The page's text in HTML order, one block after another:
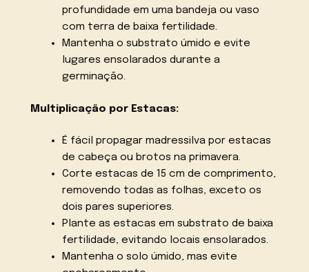
profundidade em uma bandeja ou vaso
com terra de baixa fertilidade.
Mantenha o substrato úmido e evite
lugares ensolarados durante a
germinação.
Multiplicação por Estacas:
É fácil propagar madressilva por estacas
de cabeça ou brotos na primavera.
Corte estacas de 15 cm de comprimento,
removendo todas as folhas, exceto os
dois pares superiores.
Plante as estacas em substrato de baixa
fertilidade, evitando locais ensolarados.
Mantenha o solo úmido, mas evite